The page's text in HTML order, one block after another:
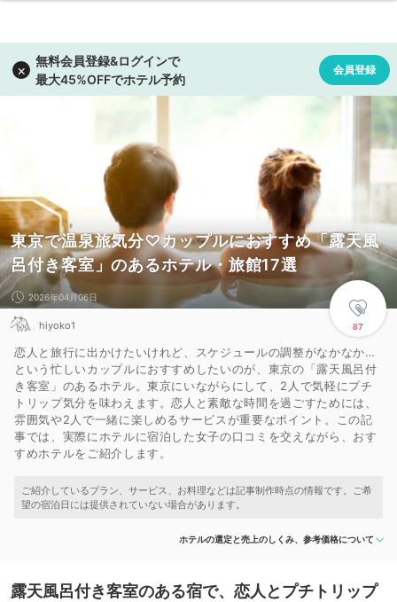
東京で温泉旅気分♡カップルにおすすめ「露天風
呂付き客室」のあるホテル・旅館17選
87
2026年04月06日
hiyoko1
恋人と旅行に出かけたいけれど、スケジュールの調整がなかなか…
という忙しいカップルにおすすめしたいのが、東京の「露天風呂付
き客室」のあるホテル。東京にいながらにして、2人で気軽にプチ
トリップ気分を味わえます。恋人と素敵な時間を過ごすためには、
雰囲気や2人で一緒に楽しめるサービスが重要なポイント。この記
事では、実際にホテルに宿泊した女子の口コミを交えながら、おす
すめホテルをご紹介します。
ホテルの選定と売上のしくみ、参考価格について
露天風呂付き客室のある宿で、恋人とプチトリップ